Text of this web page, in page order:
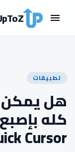
تطبيقات
هل يمكن
كله
Cursor